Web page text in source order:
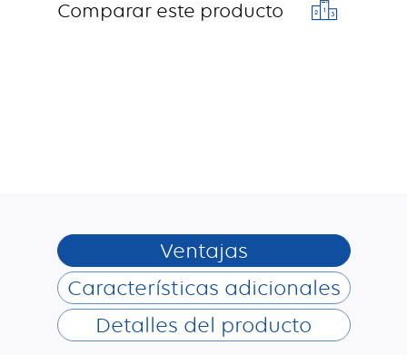
Comparar este producto
Ventajas
Características adicionales
Detalles del producto